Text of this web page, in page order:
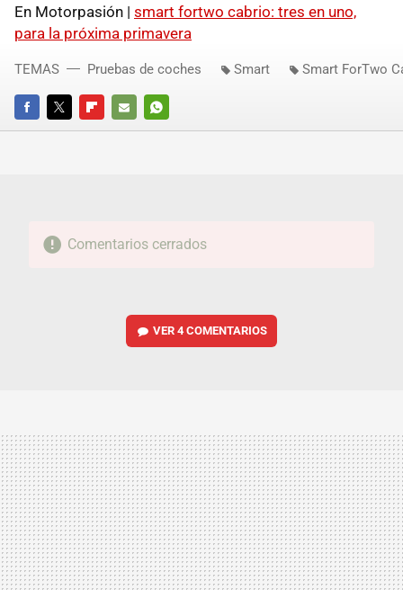
En Motorpasión | smart fortwo cabrio: tres en uno,
para la próxima primavera
FACEBOOKTWITTERFLIPBOARD
E-
WHATSAPP
TEMAS Pruebas de coches Smart Smart ForTwo
Comentarios cerrados
VER4 COMENTARIOS